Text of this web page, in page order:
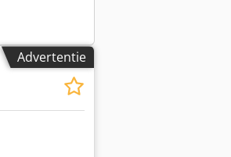
Advertentie